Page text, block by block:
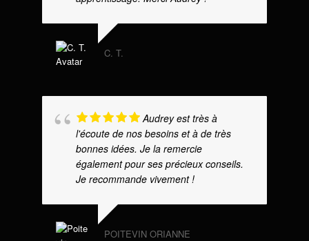
C. T.
Audrey est très à
l'écoute de nos besoins et à de très
bonnes idées. Je la remercie
également pour ses précieux conseils.
Je recommande vivement !
POITEVIN ORIANNE